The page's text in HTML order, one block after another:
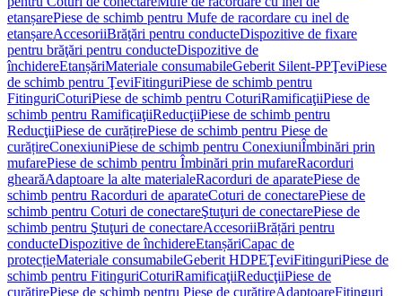
etanșarePiese de schimb pentru Mufe de racordare cu inel de
etanșareAccesoriiBrăţări pentru conducteDispozitive de fixare
pentru brăţări pentru conducteDispozitive de
închidereEtanșăriMateriale consumabileGeberit Silent-PPŢeviPiese
de schimb pentru ŢeviFitinguriPiese de schimb pentru
FitinguriCoturiPiese de schimb pentru CoturiRamificaţiiPiese de
schimb pentru RamificaţiiReducţiiPiese de schimb pentru
ReducţiiPiese de curățirePiese de schimb pentru Piese de
curățireConexiuniPiese de schimb pentru ConexiuniÎmbinări prin
mufarePiese de schimb pentru Îmbinări prin mufareRacorduri
ghearăAdaptoare la alte materialeRacorduri de aparatePiese de
schimb pentru Racorduri de aparateCoturi de conectarePiese de
schimb pentru Coturi de conectareŞtuţuri de conectarePiese de
schimb pentru Ştuţuri de conectareAccesoriiBrățări pentru
conducteDispozitive de închidereEtanșăriCapac de
protecțieMateriale consumabileGeberit HDPEŢeviFitinguriPiese de
schimb pentru FitinguriCoturiRamificaţiiReducţiiPiese de
curățirePiese de schimb pentru Piese de curățireAdaptoareFitinguri